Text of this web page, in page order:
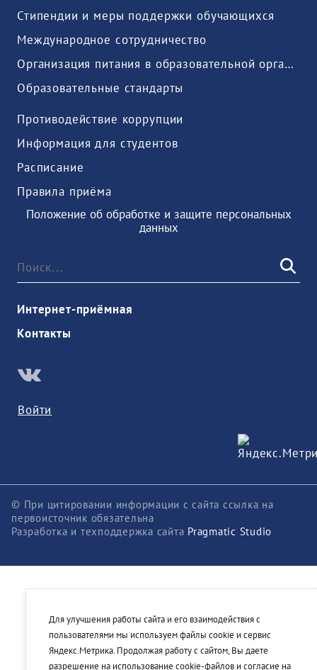
Стипендии и меры поддержки обучающихся
Международное сотрудничество
Организация питания в образовательной организации
Образовательные стандарты
Противодействие коррупции
Информация для студентов
Расписание
Правила приёма
Положение об обработке и защите персональных
данных
Интернет-приёмная
Контакты
Войти
© При цитировании информации с сайта ссылка на
первоисточник обязательна
Разработка и техподдержка сайта Pragmatic Studio
Для улучшения работы сайта и его взаимодействия с
пользователями мы используем файлы cookie и сервис
Яндекс.Метрика. Продолжая работу с сайтом, Вы даете
разрешение на использование cookie-файлов и согласие на